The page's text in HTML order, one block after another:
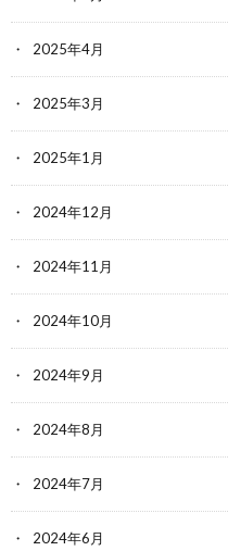
2025年4月
2025年3月
2025年1月
2024年12月
2024年11月
2024年10月
2024年9月
2024年8月
2024年7月
2024年6月